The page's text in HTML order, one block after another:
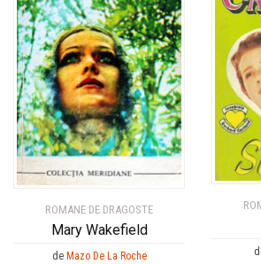
ROMANE DE DRAGOSTE
Mary Wakefield
de Mazo De La Roche